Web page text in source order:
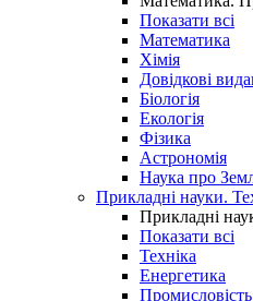
Показати всі
Математика
Хімія
Довідкові
Біологія
Екологія
Фізика
Астрономія
Наука про
Прикладні науки.
Прикладні
Показати всі
Техніка
Енергетика
Промисловість